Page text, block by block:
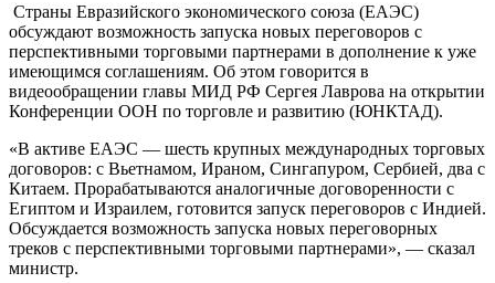
Страны Евразийского экономического союза (ЕАЭС)
обсуждают возможность запуска новых переговоров с
перспективными торговыми партнерами в дополнение к уже
имеющимся соглашениям. Об этом говорится в
видеообращении главы МИД РФ Сергея Лаврова на открытии
Конференции ООН по торговле и развитию (ЮНКТАД).
«В активе ЕАЭС — шесть крупных международных торговых
договоров: с Вьетнамом, Ираном, Сингапуром, Сербией, два с
Китаем. Прорабатываются аналогичные договоренности с
Египтом и Израилем, готовится запуск переговоров с Индией.
Обсуждается возможность запуска новых переговорных
треков с перспективными торговыми партнерами», — сказал
министр.